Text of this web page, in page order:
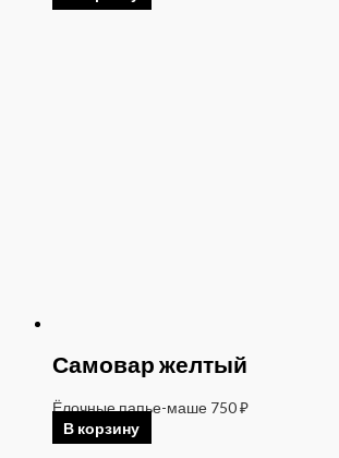
Самовар желтый
Ёлочные папье-маше 750₽
В корзину